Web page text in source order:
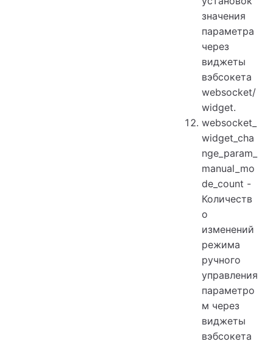
значения
параметра
через
виджеты
вэбсокета
websocket/
widget.
websocket_
widget_cha
nge_param_
manual_mo
de_count -
Количеств
о
изменений
режима
ручного
управления
параметро
м через
виджеты
вэбсокета